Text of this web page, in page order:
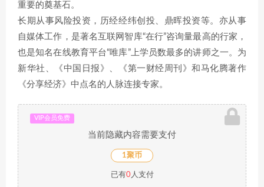
重要的奠基石。
长期从事风险投资，历经经纬创投、鼎晖投资等。亦从事
自媒体工作，是著名互联网智库“在行”咨询量最高的行家，
也是知名在线教育平台“唯库”上学员数最多的讲师之一。为
新华社、《中国日报》、《第一财经周刊》和马化腾著作
《分享经济》中点名的人脉连接专家。
VIP会员免费
当前隐藏内容需要支付
1聚币
已有0人支付